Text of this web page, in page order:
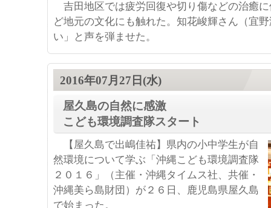
吉田地区では疲労回復や切り傷などの治癒
ど地元の文化にも触れた。知花峻輝さん（宜
い」と声を弾ませた。
2016年07月27日(水)
屋久島の自然に感激
こども環境調査隊スタート
【屋久島で出嶋佳祐】県内の小中学生が自
然環境について学ぶ「沖縄こども環境調査隊
２０１６」（主催・沖縄タイムス社、共催・
沖縄美ら島財団）が２６日、鹿児島県屋久島
で始まった。